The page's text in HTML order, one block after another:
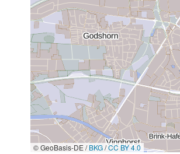
© GeoBasis-DE /BKG/CC BY 4.0